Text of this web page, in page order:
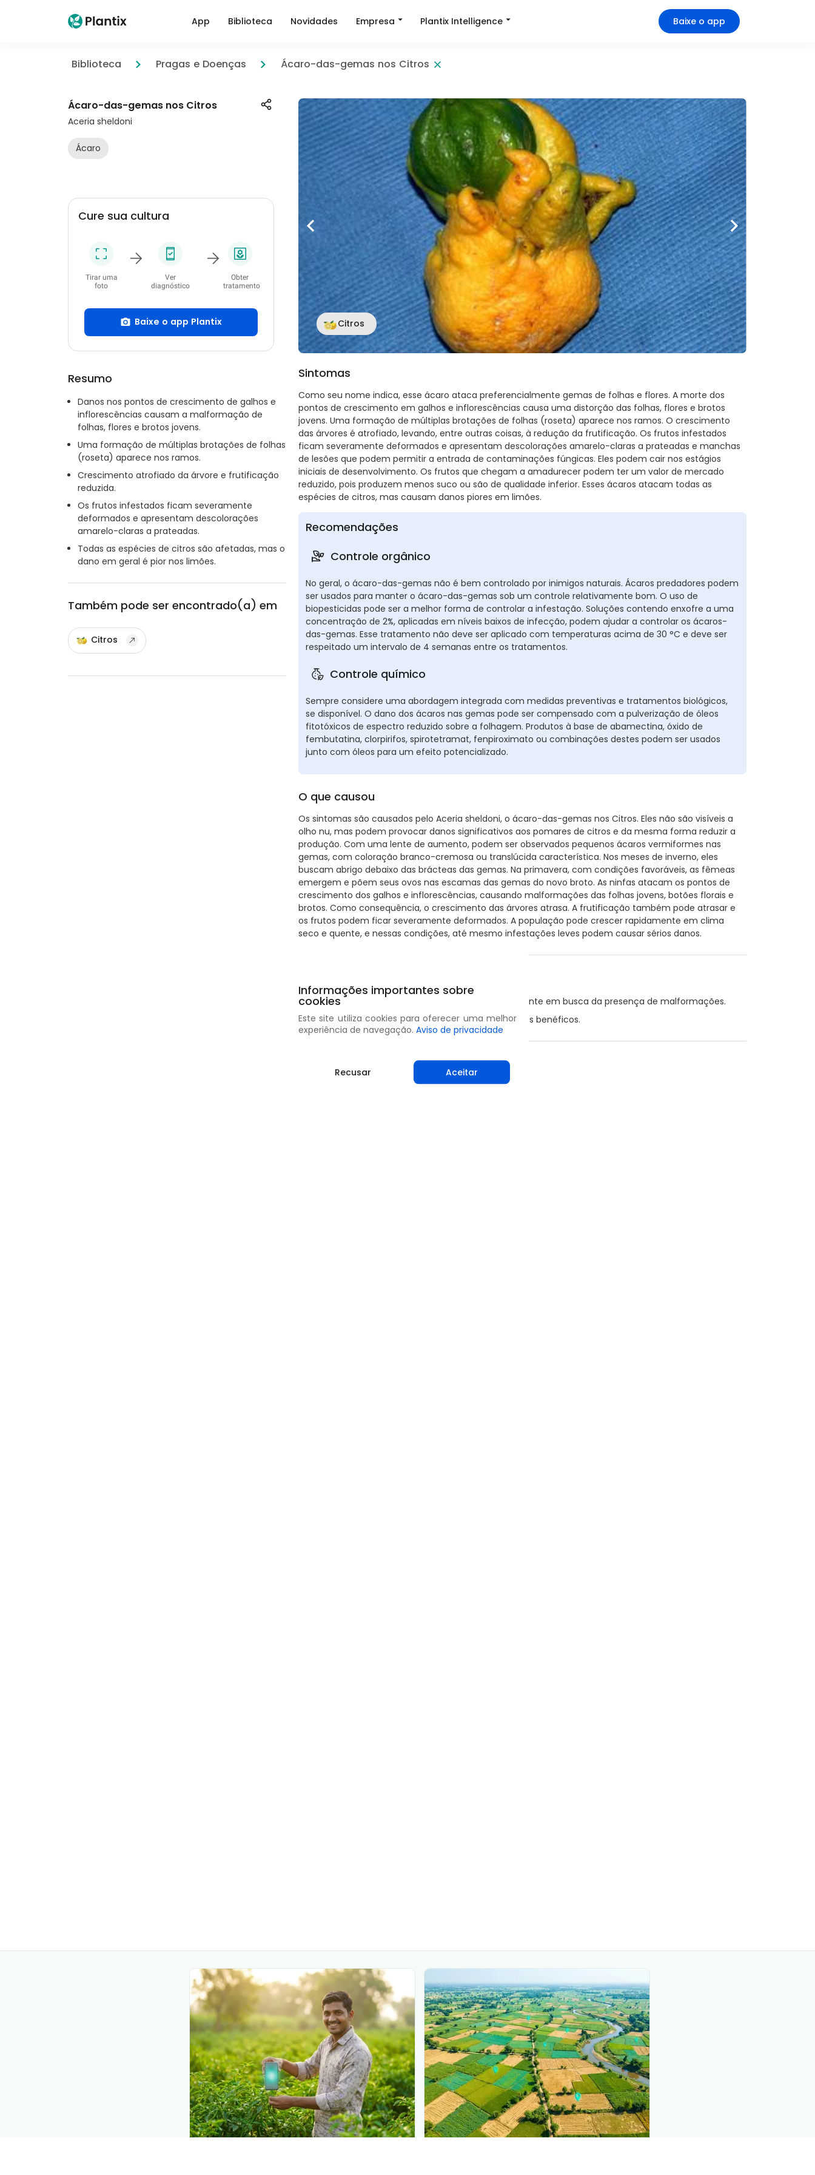
App Biblioteca Novidades Empresa Plantix Intelligence Baixe o app
Biblioteca Pragas e Doenças Ácaro-das-gemas nos Citros
Ácaro-das-gemas nos Citros
Aceria sheldoni
Ácaro
Cure sua cultura
Tirar uma
foto
Ver
diagnóstico
Obter
tratamento
Baixe o app Plantix
Resumo
Danos nos pontos de crescimento de galhos e
inflorescências causam a malformação de
folhas, flores e brotos jovens.
Uma formação de múltiplas brotações de folhas
(roseta) aparece nos ramos.
Crescimento atrofiado da árvore e frutificação
reduzida.
Os frutos infestados ficam severamente
deformados e apresentam descolorações
amarelo-claras a prateadas.
Todas as espécies de citros são afetadas, mas o
dano em geral é pior nos limões.
Também pode ser encontrado(a) em
Citros
Citros
Sintomas
Como seu nome indica, esse ácaro ataca preferencialmente gemas de folhas e flores. A morte dos
pontos de crescimento em galhos e inflorescências causa uma distorção das folhas, flores e brotos
jovens. Uma formação de múltiplas brotações de folhas (roseta) aparece nos ramos. O crescimento
das árvores é atrofiado, levando, entre outras coisas, à redução da frutificação. Os frutos infestados
ficam severamente deformados e apresentam descolorações amarelo-claras a prateadas e manchas
de lesões que podem permitir a entrada de contaminações fúngicas. Eles podem cair nos estágios
iniciais de desenvolvimento. Os frutos que chegam a amadurecer podem ter um valor de mercado
reduzido, pois produzem menos suco ou são de qualidade inferior. Esses ácaros atacam todas as
espécies de citros, mas causam danos piores em limões.
Recomendações
Controle orgânico
No geral, o ácaro-das-gemas não é bem controlado por inimigos naturais. Ácaros predadores podem
ser usados para manter o ácaro-das-gemas sob um controle relativamente bom. O uso de
biopesticidas pode ser a melhor forma de controlar a infestação. Soluções contendo enxofre a uma
concentração de 2%, aplicadas em níveis baixos de infecção, podem ajudar a controlar os ácaros-
das-gemas. Esse tratamento não deve ser aplicado com temperaturas acima de 30 °C e deve ser
respeitado um intervalo de 4 semanas entre os tratamentos.
Controle químico
Sempre considere uma abordagem integrada com medidas preventivas e tratamentos biológicos,
se disponível. O dano dos ácaros nas gemas pode ser compensado com a pulverização de óleos
fitotóxicos de espectro reduzido sobre a folhagem. Produtos à base de abamectina, óxido de
fembutatina, clorpirifos, spirotetramat, fenpiroximato ou combinações destes podem ser usados
junto com óleos para um efeito potencializado.
O que causou
Os sintomas são causados pelo Aceria sheldoni, o ácaro-das-gemas nos Citros. Eles não são visíveis a
olho nu, mas podem provocar danos significativos aos pomares de citros e da mesma forma reduzir a
produção. Com uma lente de aumento, podem ser observados pequenos ácaros vermiformes nas
gemas, com coloração branco-cremosa ou translúcida característica. Nos meses de inverno, eles
buscam abrigo debaixo das brácteas das gemas. Na primavera, com condições favoráveis, as fêmeas
emergem e põem seus ovos nas escamas das gemas do novo broto. As ninfas atacam os pontos de
crescimento dos galhos e inflorescências, causando malformações das folhas jovens, botões florais e
brotos. Como consequência, o crescimento das árvores atrasa. A frutificação também pode atrasar e
os frutos podem ficar severamente deformados. A população pode crescer rapidamente em clima
seco e quente, e nessas condições, até mesmo infestações leves podem causar sérios danos.
Monitore o pomar, galhos e novos brotos regularmente em busca da presença de malformações.
Controle o uso de inseticidas para não afetar insetos benéficos.
Informações importantes sobre
cookies
Este site utiliza cookies para oferecer uma melhor
experiência de navegação. Aviso de privacidade
Recusar Aceitar